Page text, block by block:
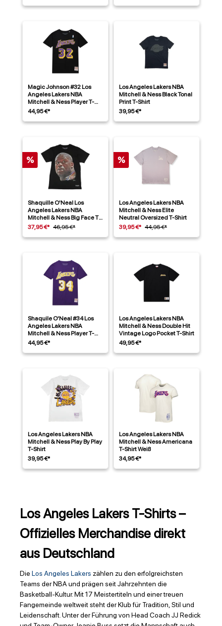
Magic Johnson #32 Los
Angeles Lakers NBA
Mitchell & Ness Player T-
Shirt Schwarz
44,95 €*
Los Angeles Lakers NBA
Mitchell & Ness Black Tonal
Print T-Shirt
39,95 €*
%
Shaquille O'Neal Los
Angeles Lakers NBA
Mitchell & Ness Big Face T-
Shirt
37,95 €* 46,95 €*
%
Los Angeles Lakers NBA
Mitchell & Ness Elite
Neutral Oversized T-Shirt
39,95 €* 44,95 €*
Shaquile O'Neal #34 Los
Angeles Lakers NBA
Mitchell & Ness Player T-
Shirt Lila
44,95 €*
Los Angeles Lakers NBA
Mitchell & Ness Double Hit
Vintage Logo Pocket T-Shirt
49,95 €*
Los Angeles Lakers NBA
Mitchell & Ness Play By Play
T-Shirt
39,95 €*
Los Angeles Lakers NBA
Mitchell & Ness Americana
T-Shirt Weiß
34,95 €*
Los Angeles Lakers T-Shirts –
Offizielles Merchandise direkt
aus Deutschland
Die Los Angeles Lakers zählen zu den erfolgreichsten
Teams der NBA und prägen seit Jahrzehnten die
Basketball-Kultur. Mit 17 Meistertiteln und einer treuen
Fangemeinde weltweit steht der Klub für Tradition, Stil und
Leidenschaft. Unter der Führung von Head Coach JJ Redick